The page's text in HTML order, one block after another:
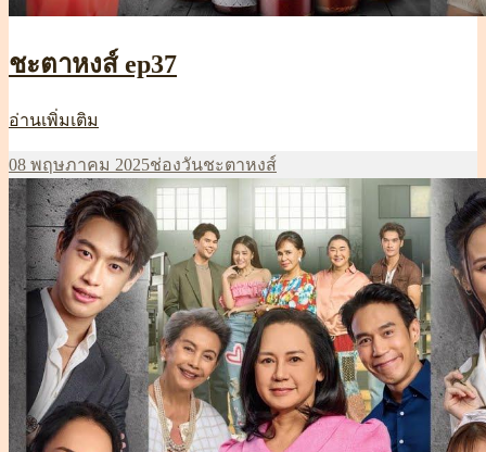
ชะตาหงส์ ep37
อ่านเพิ่มเติม
ep37
เขียน
เมื่อ
08 พฤษภาคม 2025หมวด
หมู่
ช่องวันป้าย
กำกับ
ชะตาหงส์